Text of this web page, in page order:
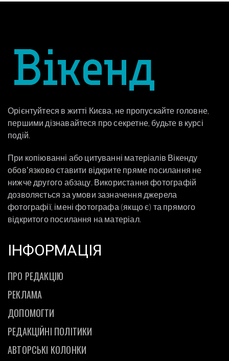
Орієнтуйтеся в житті Києва, не пропускайте головне,
першими дізнавайтеся про секретне, будьте в курсі
подій.
При копіюванні або цитуванні матеріалів Вікенду
обовʼязково ставити відкрите пряме посилання не
нижче другого абзацу. Використання фотографій
дозволяється за умови зазначення джерела
фотографії, імені фотографа (якщо є) та прямого
відкритого посилання на матеріал.
ІНФОРМАЦІЯ
ПРО РЕДАКЦІЮ
РЕКЛАМА
ДОПОМОГТИ
РЕДАКЦІЙНІ ПОЛІТИКИ
АВТОРСЬКІ КОЛОНКИ